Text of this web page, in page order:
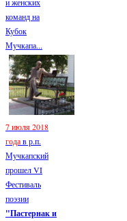
команд на
Кубок
Мучкапа...
7 июля 2018
годав р.п.
Мучкапский
прошел VI
Фестиваль
поэзии
"Пастернак и